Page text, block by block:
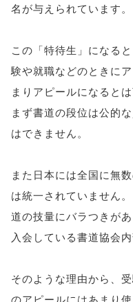
名が与えられています。
この「特待生」になる
験や就職などのときに
まりアピールになると
まず書道の段位は公的
はできません。
また日本には全国に無
は統一されていません
道の技量にバラつきが
入会している書道協会
そのような理由から、
のアピールにはあまり